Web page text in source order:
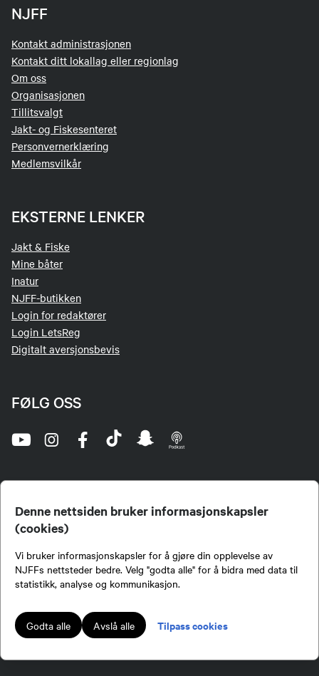
Denne nettsiden bruker informasjonskapsler
(cookies)
Vi bruker informasjonskapsler for å gjøre din opplevelse av
NJFFs nettsteder bedre. Velg "godta alle" for å bidra med data til
statistikk, analyse og kommunikasjon.
Godta alle Avslå alle Tilpass cookies
NJFF
Kontakt administrasjonen
Kontakt ditt lokallag eller regionlag
Om oss
Organisasjonen
Tillitsvalgt
Jakt- og Fiskesenteret
Personvernerklæring
Medlemsvilkår
EKSTERNE LENKER
Jakt & Fiske
Mine båter
Inatur
NJFF-butikken
Login for redaktører
Login LetsReg
Digitalt aversjonsbevis
FØLG OSS
jegere og sportsfiskere og et av de viktigste miljøene for formidling av kunnskap om jakt og
fiske i Norge. Vi er en partipolitisk nøytral organisasjon, men har et sterkt jakt-, fiske-, og
naturpolitisk engasjement i mange saker.
Lokalforeninger tilsluttet Norges Jeger- og Fiskerforbund har ansvar for innhold de
publiserer på njff.no.